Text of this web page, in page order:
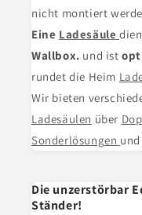
nicht montiert
Eine Ladesäule
Wallbox. und ist
rundet die Heim
Wir bieten
Ladesäulen über
Sonderlösungen und
Die unzerstörbar
Ständer!